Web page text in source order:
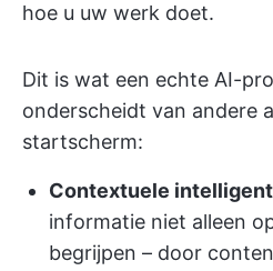
hoe u uw werk doet.
Dit is wat een echte AI-
onderscheidt van andere
startscherm:
Contextuele
informatie niet alleen
begrijpen – door